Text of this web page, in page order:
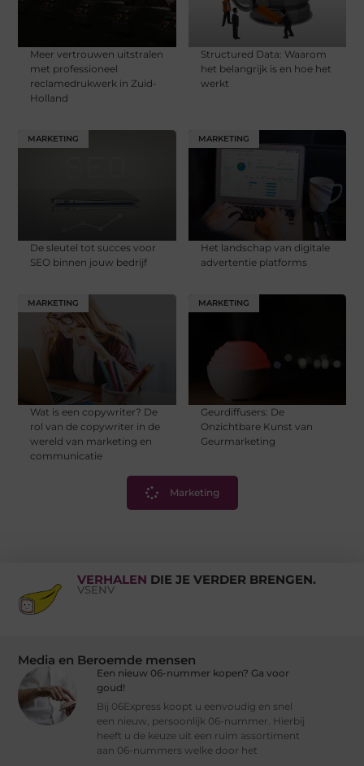
Meer vertrouwen uitstralen
met professioneel
reclamedrukwerk in Zuid-
Holland
Structured Data: Waarom
het belangrijk is en hoe het
werkt
MARKETING
De sleutel tot succes voor
SEO binnen jouw bedrijf
MARKETING
Het landschap van digitale
advertentie platforms
MARKETING
Wat is een copywriter? De
rol van de copywriter in de
wereld van marketing en
communicatie
MARKETING
Geurdiffusers: De
Onzichtbare Kunst van
Geurmarketing
Marketing
VERHALEN DIE JE VERDER BRENGEN.
VSENV
Media en Beroemde mensen
Een nieuw 06-nummer kopen? Ga voor
goud!
Bij 06Express koopt u eenvoudig en snel
een nieuw, persoonlijk 06-nummer. Hierbij
heeft u de keuze uit een ruim assortiment
aan 06-nummers welke door het